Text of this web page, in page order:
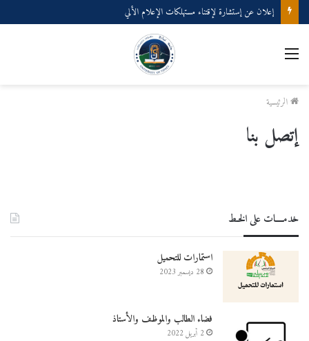
إعلان عن إستشارة لإقتناء مستهلكات الإعلام الألي
القائمة
الرئيسية
إتصل بنا
خدمــــات على الخـط
استمارات للتحميل
28 ديسمبر 2023
فضاء الطالب والموظف والأستاذ
2 أبريل 2022